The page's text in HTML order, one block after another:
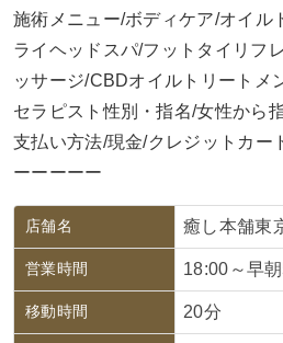
施術メニュー/ボディケア/オイル
ライヘッドスパ/フットタイリフ
ッサージ/CBDオイルトリートメ
セラピスト性別・指名/女性から
支払い方法/現金/クレジットカー
ーーーーー
店舗名 癒し本舗東
営業時間 18:00～早
移動時間 20分